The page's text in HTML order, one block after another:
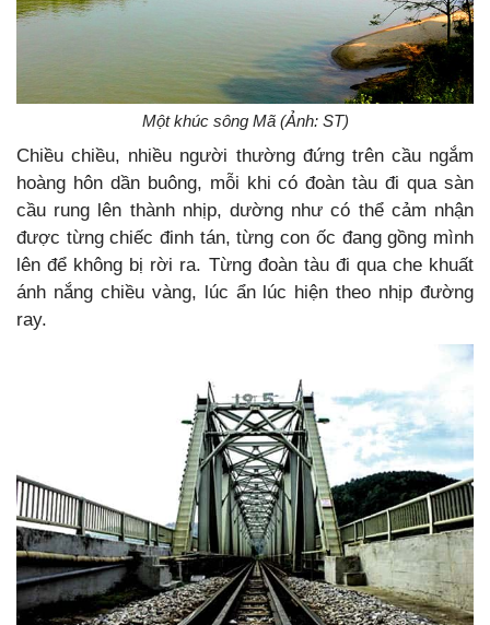
Một khúc sông Mã (Ảnh: ST)
Chiều chiều, nhiều người thường đứng trên cầu ngắm
hoàng hôn dần buông, mỗi khi có đoàn tàu đi qua sàn
cầu rung lên thành nhịp, dường như có thể cảm nhận
được từng chiếc đinh tán, từng con ốc đang gồng mình
lên để không bị rời ra. Từng đoàn tàu đi qua che khuất
ánh nắng chiều vàng, lúc ẩn lúc hiện theo nhịp đường
ray.